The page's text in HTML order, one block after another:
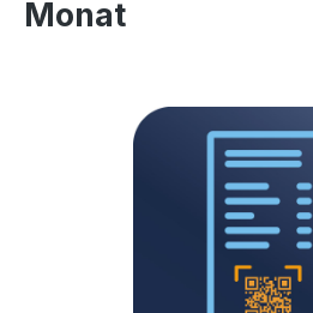
Monat
Bildergalerie überspringen